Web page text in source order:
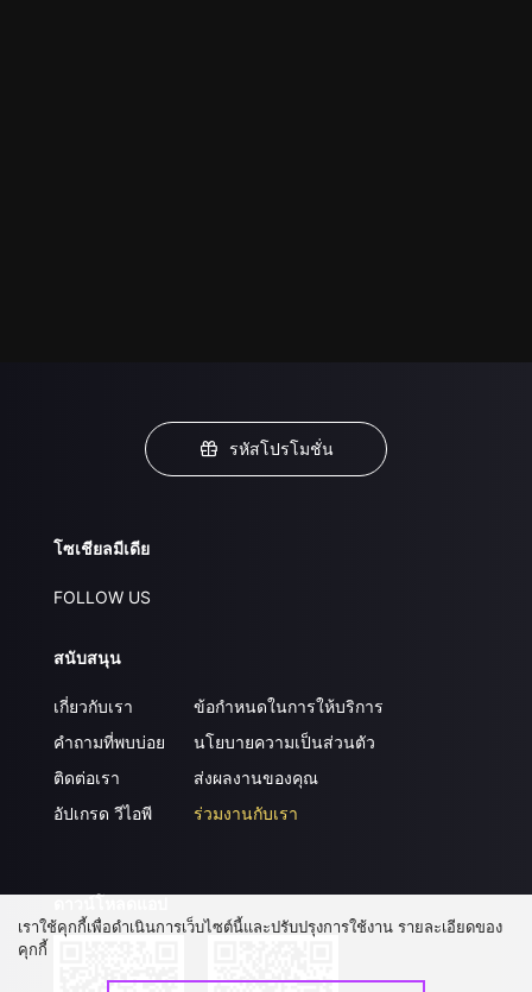
รหัสโปรโมชั่น
โซเชียลมีเดีย
FOLLOW US
สนับสนุน
เกี่ยวกับเรา
คำถามที่พบบ่อย
ติดต่อเรา
อัปเกรด วีไอพี
ข้อกำหนดในการให้บริการ
นโยบายความเป็นส่วนตัว
ส่งผลงานของคุณ
ร่วมงานกับเรา
เราใช้คุกกี้เพื่อดำเนินการเว็บไซต์นี้และปรับปรุงการใช้งาน รายละเอียดของ
คุกกี้